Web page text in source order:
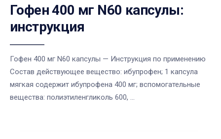
Гофен 400 мг N60 капсулы:
инструкция
Гофен 400 мг N60 капсулы — Инструкция по применению
Состав действующее вещество: ибупрофен; 1 капсула
мягкая содержит ибупрофена 400 мг; вспомогательные
вещества: полиэтиленгликоль 600, ...